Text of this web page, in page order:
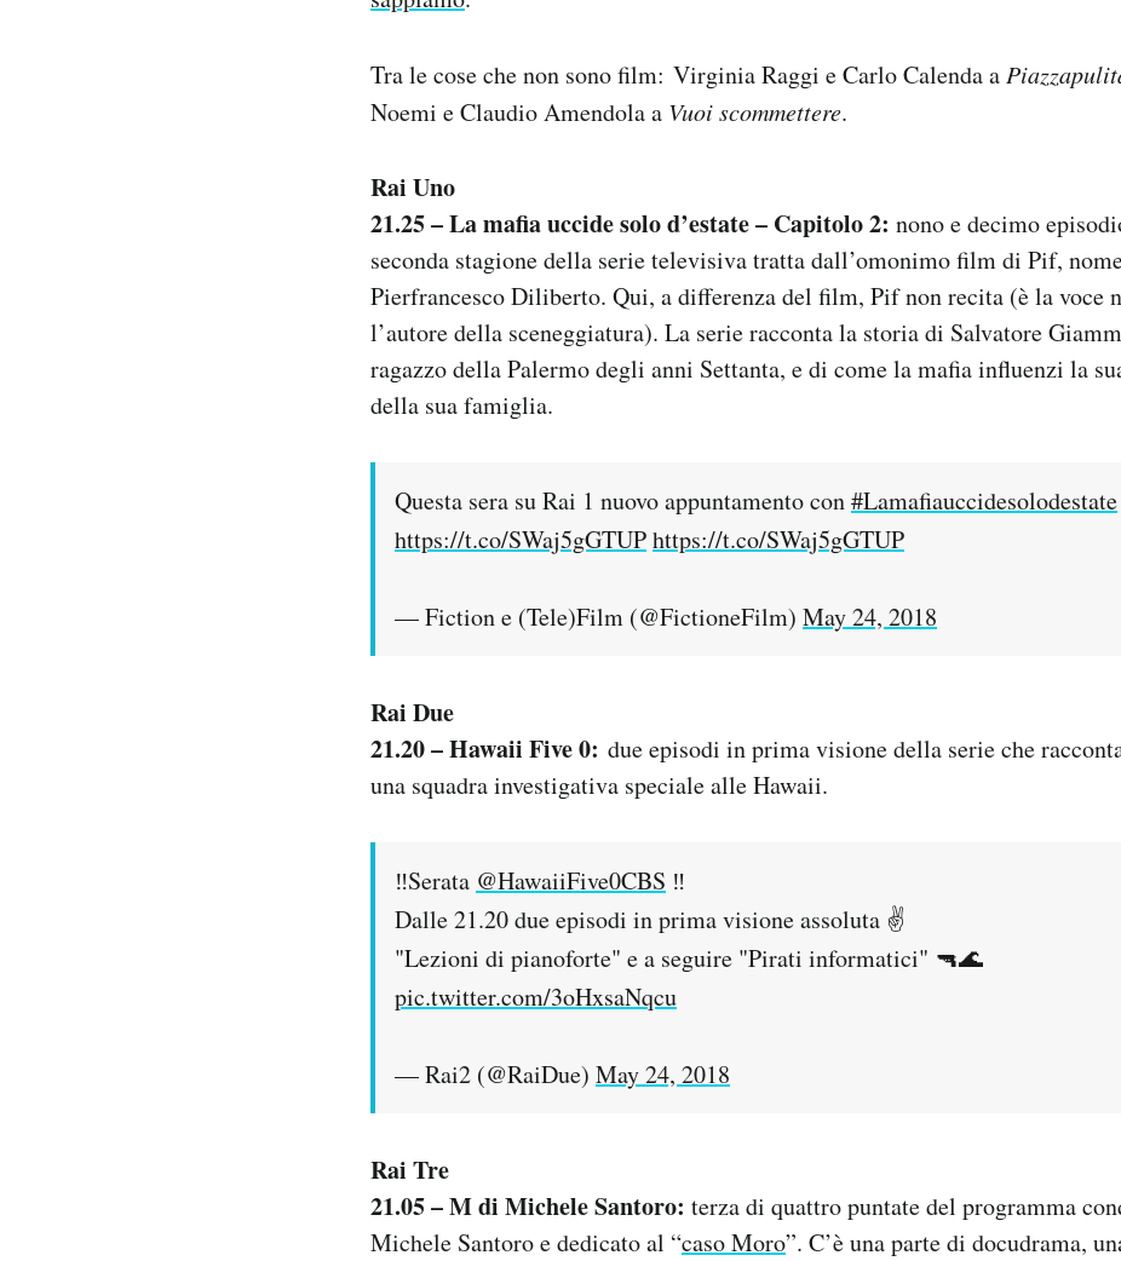
Tra le cose che non sono film: Virginia Raggi e Carlo Calenda a
Noemi e Claudio Amendola a Vuoi scommettere.
Rai Uno
21.25 – La mafia uccide solo d’estate – Capitolo 2: nono e decimo
seconda stagione della serie televisiva tratta dall’omonimo film di Pif,
Pierfrancesco Diliberto. Qui, a differenza del film, Pif non recita (è la voce
l’autore della sceneggiatura). La serie racconta la storia di Salvatore
ragazzo della Palermo degli anni Settanta, e di come la mafia influenzi la
della sua famiglia.
Questa sera su Rai 1 nuovo appuntamento con#Lamafiauccidesolodestate
https://t.co/SWaj5gGTUPhttps://t.co/SWaj5gGTUP
— Fiction e (Tele)Film (@FictioneFilm) May 24, 2018
Rai Due
21.20 – Hawaii Five 0: due episodi in prima visione della serie che
una squadra investigativa speciale alle Hawaii.
‼️Serata @HawaiiFive0CBS ‼️
Dalle 21.20 due episodi in prima visione assoluta ✌️
"Lezioni di pianoforte" e a seguire "Pirati informatici" 🔫🌊
pic.twitter.com/3oHxsaNqcu
— Rai2 (@RaiDue) May 24, 2018
Rai Tre
21.05 – M di Michele Santoro: terza di quattro puntate del programma
Michele Santoro e dedicato al “caso Moro”. C’è una parte di docudrama,